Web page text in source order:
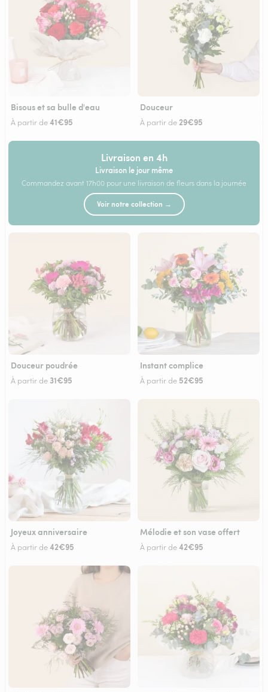
Bisous et sa bulle d'eau
À partir de41€95
Douceur
À partir de29€95
Livraison en 4h
Livraison le jour même
Commandez avant 17h00 pour une livraison de fleurs dans la journée
Voir notre collection →
Douceur poudrée
À partir de 31€95
Instant complice
À partir de 52€95
Joyeux anniversaire
À partir de42€95
Mélodie et son vase offert
À partir de42€95